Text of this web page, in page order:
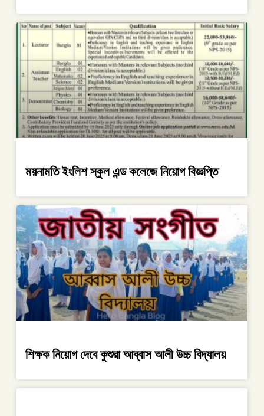
ময়নামতি ইংলিশ স্কুল এন্ড কলেজে নিয়োগ বিজ্ঞপ্তি
শিক্ষক নিয়োগ দেবে কুশুরা আব্বাস আলী উচ্চ বিদ্যালয়